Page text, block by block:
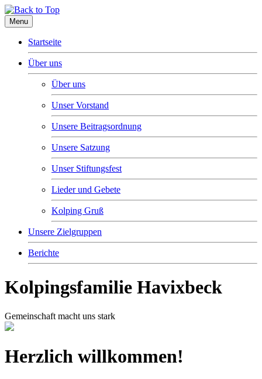
Menu
Startseite
Über uns
Über uns
Unser Vorstand
Unsere Beitragsordnung
Unsere Satzung
Unser Stiftungsfest
Lieder und Gebete
Kolping Gruß
Unsere Zielgruppen
Berichte
Kolpingsfamilie Havixbeck
Gemeinschaft macht uns stark
Herzlich willkommen!